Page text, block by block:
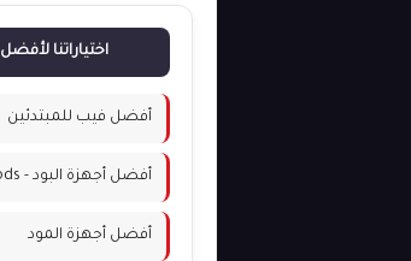
اختياراتنا
أفضل فيب للمبتدئين
أفضل أجهزة البود - Pods
أفضل أجهزة المود